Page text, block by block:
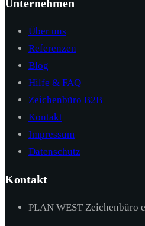
Unternehmen
Über uns
Referenzen
Blog
Hilfe & FAQ
Zeichenbüro B2B
Kontakt
Impressum
Datenschutz
Kontakt
PLAN WEST Zeichenbüro